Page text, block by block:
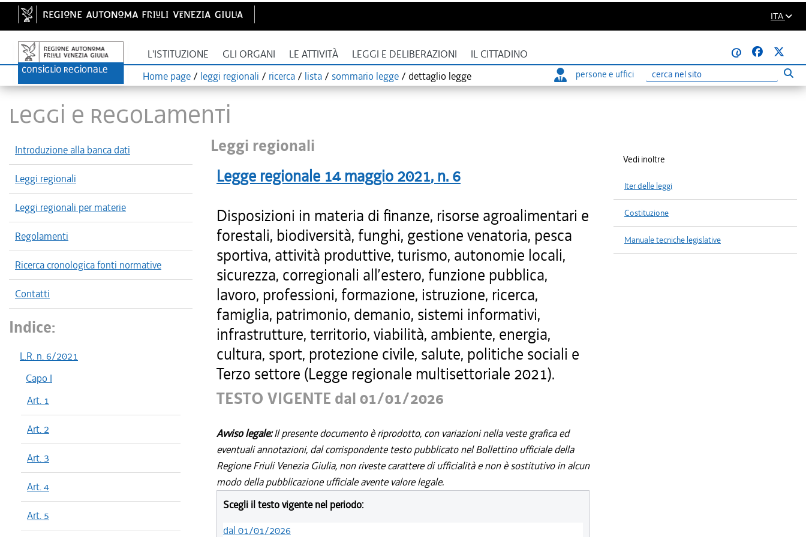
ITA
L'ISTITUZIONE GLI ORGANI LE ATTIVITÀ LEGGI E DELIBERAZIONI IL CITTADINO
@
Home page / leggi regionali / ricerca / lista / sommario legge / dettaglio legge persone e uffici
Ricerca
LEGGI E REGOLAMENTI
Introduzione alla banca dati
Leggi regionali
Leggi regionali per materie
Regolamenti
Ricerca cronologica fonti normative
Contatti
Indice:
L.R. n. 6/2021
Capo I
Art. 1
Art. 2
Art. 3
Art. 4
Art. 5
Leggi regionali
Legge regionale 14 maggio 2021, n. 6
Disposizioni in materia di finanze, risorse agroalimentari e
forestali, biodiversità, funghi, gestione venatoria, pesca
sportiva, attività produttive, turismo, autonomie locali,
sicurezza, corregionali all’estero, funzione pubblica,
lavoro, professioni, formazione, istruzione, ricerca,
famiglia, patrimonio, demanio, sistemi informativi,
infrastrutture, territorio, viabilità, ambiente, energia,
cultura, sport, protezione civile, salute, politiche sociali e
Terzo settore (Legge regionale multisettoriale 2021).
TESTO VIGENTE dal 01/01/2026
Avviso legale:Il presente documento è riprodotto, con variazioni nella veste grafica ed
eventuali annotazioni, dal corrispondente testo pubblicato nel Bollettino ufficiale della
Regione Friuli Venezia Giulia, non riveste carattere di ufficialità e non è sostitutivo in alcun
modo della pubblicazione ufficiale avente valore legale.
Scegli il testo vigente nel periodo:
dal 01/01/2026
Vedi inoltre
Iter delle leggi
Costituzione
Manuale tecniche legislative